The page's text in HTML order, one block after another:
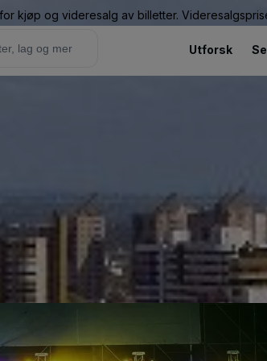
kjøp og videresalg av billetter.
Utforsk